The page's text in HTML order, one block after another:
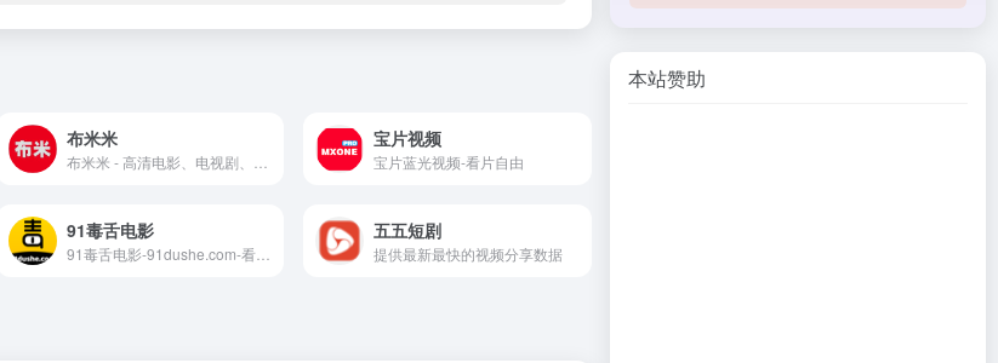
布米米 宝片视频
宝片蓝光视频-看片自由
91毒舌电影
91毒舌电影-91dushe.com-看电影，可以改变人生！奈飞Netflix免费看，每天更新热火欧美日韩剧，最新韩国电影，在线免费电影网，VIP视频免费看！
五五短剧
提供最新最快的视频分享数据
本站赞助